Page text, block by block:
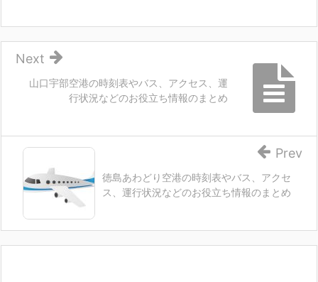
山口宇部空港の時刻表やバス、アクセス、運
行状況などのお役立ち情報のまとめ
Next
徳島あわどり空港の時刻表やバス、アクセ
ス、運行状況などのお役立ち情報のまとめ
Prev